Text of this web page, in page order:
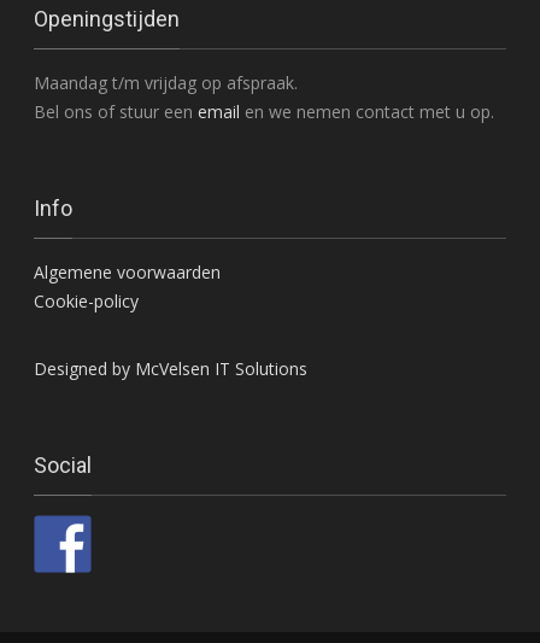
Openingstijden
Maandag t/m vrijdag op afspraak.
Bel ons of stuur een email en we nemen contact met u op.
Info
Algemene voorwaarden
Cookie-policy
Designed by McVelsen IT Solutions
Social